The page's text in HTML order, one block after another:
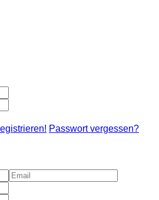
Passwort vergessen?